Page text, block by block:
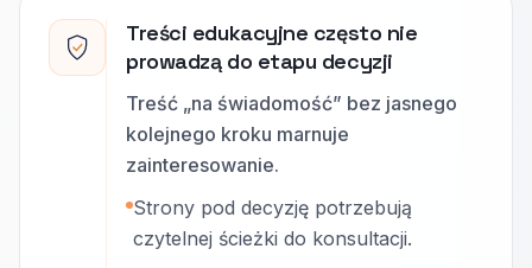
Treści edukacyjne często nie
prowadzą do etapu decyzji
Treść „na świadomość” bez jasnego
kolejnego kroku marnuje
zainteresowanie.
Strony pod decyzję potrzebują
czytelnej ścieżki do konsultacji.